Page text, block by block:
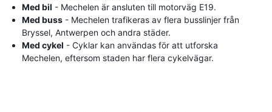
Med bil - Mechelen är ansluten till motorväg E19.
Med buss - Mechelen trafikeras av flera busslinjer från
Bryssel, Antwerpen och andra städer.
Med cykel - Cyklar kan användas för att utforska
Mechelen, eftersom staden har flera cykelvägar.